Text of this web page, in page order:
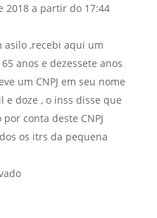
2018 a partir do 17:44
asilo ,recebi aqui um
anos e dezessete anos
um CNPJ em seu nome
doze , o inss disse que
conta deste CNPJ
os itrs da pequena